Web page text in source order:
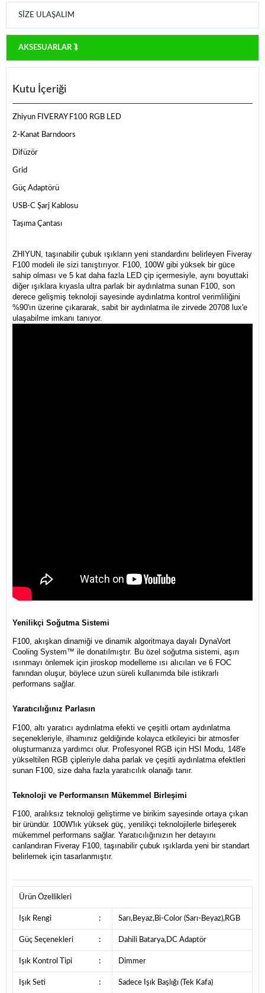
SIZE ULAŞALIM
AKSESUARLAR ⮯
ZHIYUN, taşınabilir çubuk ışıkların yeni standardını belirleyen Fiveray
F100 modeli ile sizi tanıştırıyor. F100, 100W gibi yüksek bir güce
sahip olması ve 5 kat daha fazla LED çip içermesiyle, aynı boyuttaki
diğer ışıklara kıyasla ultra parlak bir aydınlatma sunan F100, son
derece gelişmiş teknoloji sayesinde aydınlatma kontrol verimliliğini
%90'ın üzerine çıkararak, sabit bir aydınlatma ile zirvede 20708 lux'e
ulaşabilme imkanı tanıyor.
Yenilikçi Soğutma Sistemi
F100, akışkan dinamiği ve dinamik algoritmaya dayalı DynaVort
Cooling System™ ile donatılmıştır. Bu özel soğutma sistemi, aşırı
ısınmayı önlemek için jiroskop modelleme ısı alıcıları ve 6 FOC
fanından oluşur, böylece uzun süreli kullanımda bile istikrarlı
performans sağlar.
Yaratıcılığınız Parlasın
F100, altı yaratıcı aydınlatma efekti ve çeşitli ortam aydınlatma
seçenekleriyle, ilhamınız geldiğinde kolayca etkileyici bir atmosfer
oluşturmanıza yardımcı olur. Profesyonel RGB için HSI Modu, 148'e
yükseltilen RGB çipleriyle daha parlak ve çeşitli aydınlatma efektleri
sunan F100, size daha fazla yaratıcılık olanağı tanır.
Teknoloji ve Performansın Mükemmel Birleşimi
F100, aralıksız teknoloji geliştirme ve birikim sayesinde ortaya çıkan
bir üründür. 100W'lık yüksek güç, yenilikçi teknolojilerle birleşerek
mükemmel performans sağlar. Yaratıcılığınızın her detayını
canlandıran Fiveray F100, taşınabilir çubuk ışıklarda yeni bir standart
belirlemek için tasarlanmıştır.
Kutu İçeriği
Zhiyun FIVERAY F100 RGB LED
2-Kanat Barndoors
Difüzör
Grid
Güç Adaptörü
USB-C Şarj Kablosu
Taşıma Çantası
Ürün Özellikleri
Işık Rengi : Sarı,Beyaz,Bi-Color (Sarı-Beyaz),RGB
Güç Seçenekleri : Dahili Batarya,DC Adaptör
Işık Kontrol Tipi : Dimmer
Işık Seti : Sadece Işık Başlığı (Tek Kafa)